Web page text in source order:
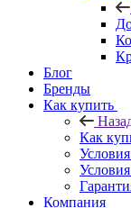
Блог
Бренды
Как купить
Как
Компания